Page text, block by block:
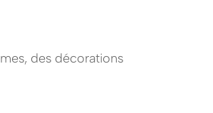
des décorations